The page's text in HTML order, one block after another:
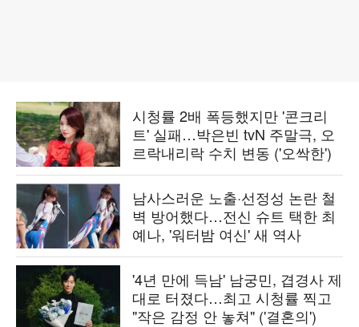
시청률 2배 폭등했지만 '콘크리
트' 실패…박은빈 tvN 주말극, 오
르락내리락 수치 변동 ('오싹한')
남사스러운 노출·선정성 논란 철
벽 방어했다…전신 슈트 택한 최
예나, '워터밤 여신' 새 역사
'4년 만에 득남' 남궁민, 겹경사 제
대로 터졌다…최고 시청률 찍고
"작은 감정 안 놓쳐" ('결혼의')